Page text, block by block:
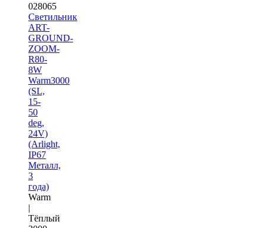
028065
Светильник
ART-
GROUND-
ZOOM-
R80-
8W
Warm3000
(SL,
15-
50
deg,
24V)
(Arlight,
IP67
Металл,
3
года)
Warm
|
Тёплый